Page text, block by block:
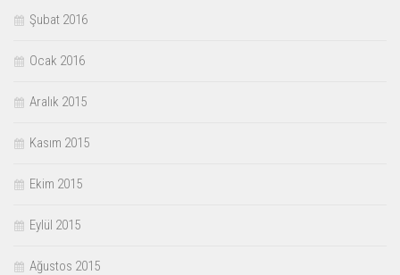
Şubat 2016
Ocak 2016
Aralık 2015
Kasım 2015
Ekim 2015
Eylül 2015
Ağustos 2015